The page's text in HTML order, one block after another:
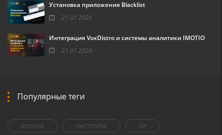
Установка приложения Blacklist
21.01.2026
Интеграция VoxDistro и системы аналитики IMOTIO
21.01.2026
Популярные теги
ASTERISK НАСТРОЙКА SIP